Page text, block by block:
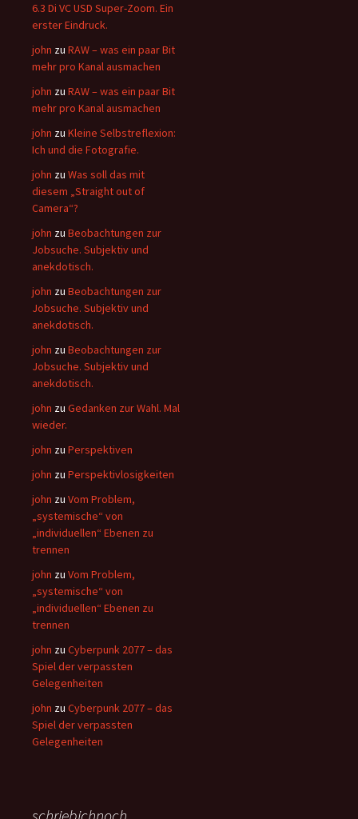
6.3 Di VC USD Super-Zoom. Ein
erster Eindruck.
john zu RAW – was ein paar Bit
mehr pro Kanal ausmachen
john zu RAW – was ein paar Bit
mehr pro Kanal ausmachen
john zu Kleine Selbstreflexion:
Ich und die Fotografie.
john zu Was soll das mit
diesem „Straight out of
Camera“?
john zu Beobachtungen zur
Jobsuche. Subjektiv und
anekdotisch.
john zu Beobachtungen zur
Jobsuche. Subjektiv und
anekdotisch.
john zu Beobachtungen zur
Jobsuche. Subjektiv und
anekdotisch.
john zu Gedanken zur Wahl. Mal
wieder.
john zu Perspektiven
john zu Perspektivlosigkeiten
john zu Vom Problem,
„systemische“ von
„individuellen“ Ebenen zu
trennen
john zu Vom Problem,
„systemische“ von
„individuellen“ Ebenen zu
trennen
john zu Cyberpunk 2077 – das
Spiel der verpassten
Gelegenheiten
john zu Cyberpunk 2077 – das
Spiel der verpassten
Gelegenheiten